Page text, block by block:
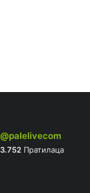
@palelivecom
3.752Пратилаца